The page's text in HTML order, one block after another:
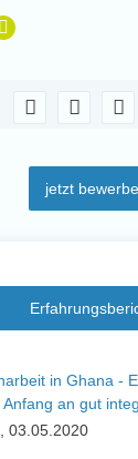
jetzt
in Ghana -
an gut
03.05.2020